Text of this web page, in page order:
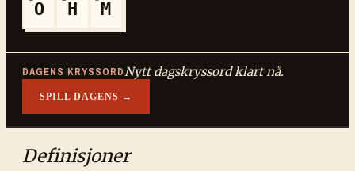
O H M
DAGENS KRYSSORDNytt dagskryssord klart nå.
SPILL DAGENS →
Definisjoner